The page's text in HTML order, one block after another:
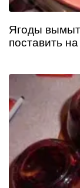
Ягоды
поставить